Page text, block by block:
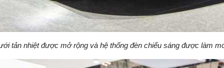
tản nhiệt được mở rộng và hệ thống đèn chiếu sáng được làm